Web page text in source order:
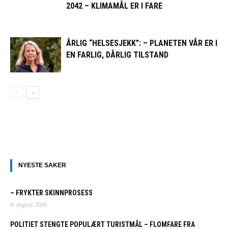
2042 – KLIMAMÅL ER I FARE
ÅRLIG “HELSESJEKK”: – PLANETEN VÅR ER I
EN FARLIG, DÅRLIG TILSTAND
NYESTE SAKER
– FRYKTER SKINNPROSESS
6. august 2026
POLITIET STENGTE POPULÆRT TURISTMÅL – FLOMFARE FRA